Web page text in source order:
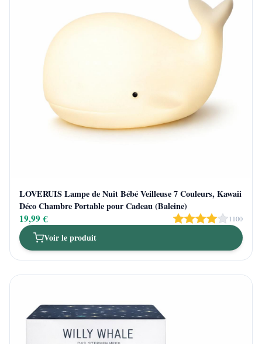
LOVERUIS Lampe de Nuit Bébé Veilleuse 7 Couleurs, Kawaii
Déco Chambre Portable pour Cadeau (Baleine)
19,99 € 1100
Voir le produit